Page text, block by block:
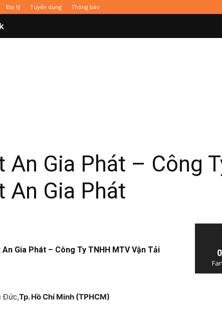
Đại lý Tuyển dụng Thông báo
Gia Phát – Công
An Gia Phát
Gia Phát – Công Ty TNHH MTV Vận Tải
Đức,Tp. Hồ Chí Minh (TPHCM)
0